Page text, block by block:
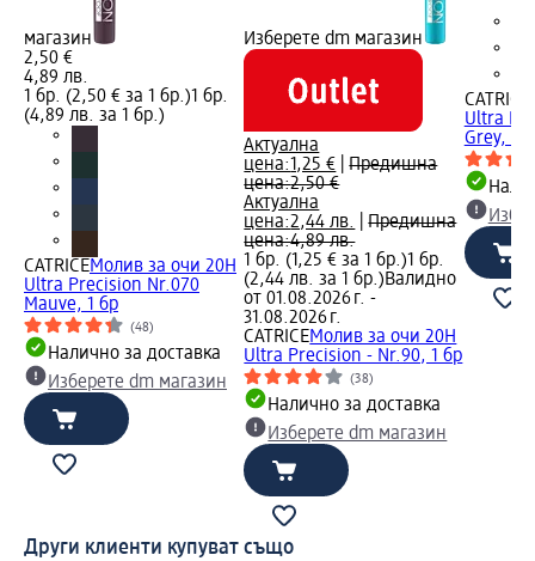
магазин
2,50 €
4,89 лв.
1 бр. (2,50 € за 1 бр.)1 бр.
(4,89 лв. за 1 бр.)
CATRICEМолив за очи 20H
Ultra Precision Nr.070
Mauve, 1 бр
(48)
Налично за доставка
Изберете dm магазин
Изберете dm магазин
Актуална
цена:1,25 € |Предишна
цена:2,50 €
Актуална
цена:2,44 лв. |Предишна
цена:4,89 лв.
1 бр. (1,25 € за 1 бр.)1 бр.
(2,44 лв. за 1 бр.)Валидно
от 01.08.2026 г. -
31.08.2026 г.
CATRICEМолив за очи 20H
Ultra Precision - Nr.90, 1 бр
(38)
Налично за доставка
Изберете dm магазин
CATRICE
Ultra
Grey, 1
Други клиенти купуват също